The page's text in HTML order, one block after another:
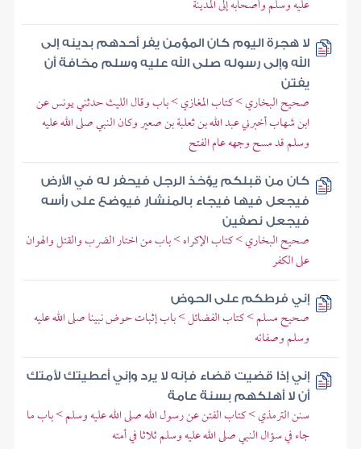
عليه وسلم وأصحابه إلى المدينة
لا هجرة اليوم كان المؤمن يفر أحدهم بدينه إلى
الله وإلى رسوله صلى الله عليه وسلم مخافة أن
يفتن
صحيح البخاري > كتاب المغازي > باب وقال الليث حدثني يونس عن
ابن شهاب أخبرني عبد الله بن ثعلبة بن صعير وكان النبي صلى الله عليه
وسلم قد مسح وجهه عام الفتح
كان من قبلكم يؤخذ الرجل فيحفر له في الأرض
فيجعل فيها فيجاء بالمنشار فيوضع على رأسه
فيجعل نصفين
صحيح البخاري > كتاب الإكراه > باب من اختار الضرب والقتل والهوان
على الكفر
إني فرطكم على الحوض
صحيح مسلم > كتاب الفضائل > باب إثبات حوض نبينا صلى الله عليه
وسلم وصفاته
إني إذا قضيت قضاء فإنه لا يرد وإني أعطيتك لأمتك
أن لا أهلكهم بسنة عامة
سنن الترمذي > كتاب الفتن عن رسول الله صلى الله عليه وسلم > باب ما
جاء في سؤال النبي صلى الله عليه وسلم ثلاثا في أمته